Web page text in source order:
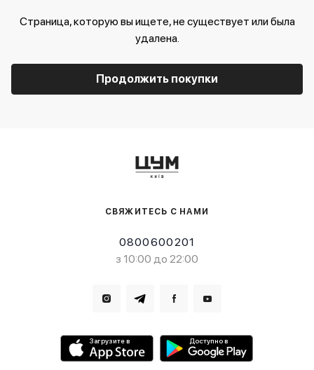
Страница, которую вы ищете, не существует или была
удалена.
Продолжить покупки
СВЯЖИТЕСЬ С НАМИ
0800600201
з 10:00 до 22:00
Загрузите в Доступно в